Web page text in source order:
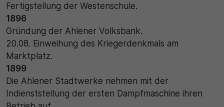
Fertigstellung der Westenschule.
1896
Gründung der Ahlener Volksbank.
20.08. Einweihung des Kriegerdenkmals am
Marktplatz.
1899
Die Ahlener Stadtwerke nehmen mit der
Indienststellung der ersten Dampfmaschine ihren
Zweck
Dieser Wert speichert Ihre Consent-Einstellungen.
Unter anderem eine zufällig generierte ID, für die
historische Speicherung Ihrer vorgenommen
Einstellungen, falls der Webseiten-Betreiber dies
eingestellt hat.
Name
_pk_ses\..*$
Anbieter
Matomo
Laufzeit